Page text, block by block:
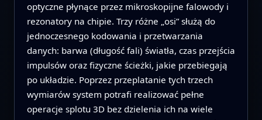
optyczne płynące przez mikroskopijne falowody i
rezonatory na chipie. Trzy różne „osi” służą do
jednoczesnego kodowania i przetwarzania
danych: barwa (długość fali) światła, czas przejścia
impulsów oraz fizyczne ścieżki, jakie przebiegają
po układzie. Poprzez przeplatanie tych trzech
wymiarów system potrafi realizować pełne
operacje splotu 3D bez dzielenia ich na wiele